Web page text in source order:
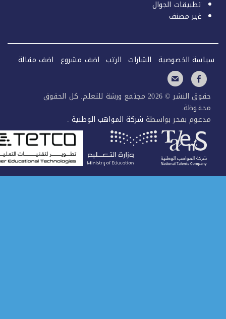
تطبيقات الجوال
غير مصنف
الخصوصية الشارات الرتب اضف مشروع اضف مقالة
حقوق النشر © 2026 مجتمع ورشة للتعلم. كل الحقوق
بفخر بواسطةشركة المواهب الوطنية.